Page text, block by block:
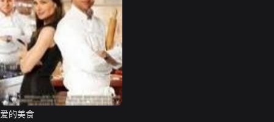
爱的美食